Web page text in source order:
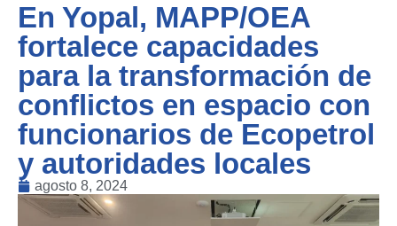
En Yopal, MAPP/OEA
fortalece capacidades
para la transformación de
conflictos en espacio con
funcionarios de Ecopetrol
y autoridades locales
agosto 8, 2024